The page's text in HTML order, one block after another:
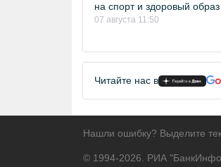
на спорт и здоровый
07 августа 11:50
Читайте нас в
Нашли ошибку? Выделите
© 1994-2026. РИА